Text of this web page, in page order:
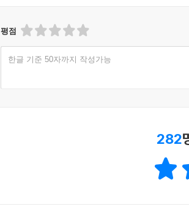
평점
한글 기준 50자까지 작성가능
282